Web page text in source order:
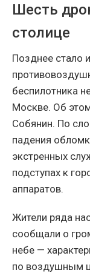
Шесть
столице
Позднее стало
беспилотника
Москве. Об
Собянин. По
падения
экстренных
подступах к
аппаратов.
Жители ряда
сообщали о
небе —
по воздушным